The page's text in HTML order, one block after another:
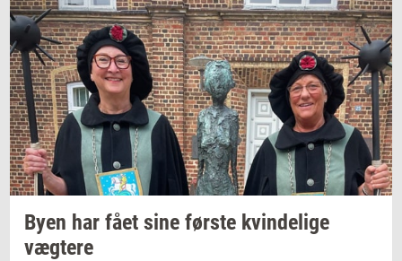
Byen har fået sine før­ste kvin­de­li­ge
væg­te­re